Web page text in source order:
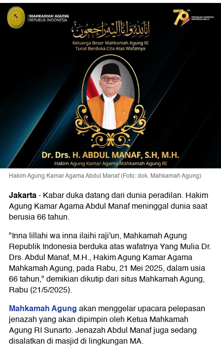
Hakim Agung Kamar Agama Abdul Manaf (Foto: dok. Mahkamah Agung)
Jakarta-Kabar duka datang dari dunia peradilan. Hakim
Agung Kamar Agama Abdul Manaf meninggal dunia saat
berusia 66 tahun.
"Inna lillahi wa inna ilaihi raji'un, Mahkamah Agung
Republik Indonesia berduka atas wafatnya Yang Mulia Dr.
Drs. Abdul Manaf, M.H., Hakim Agung Kamar Agama
Mahkamah Agung, pada Rabu, 21 Mei 2025, dalam usia
66 tahun," demikian dikutip dari situs Mahkamah Agung,
Rabu (21/5/2025).
Mahkamah Agungakan menggelar upacara pelepasan
jenazah yang akan dipimpin oleh Ketua Mahkamah
Agung RI Sunarto. Jenazah Abdul Manaf juga sedang
disalatkan di masjid di lingkungan MA.